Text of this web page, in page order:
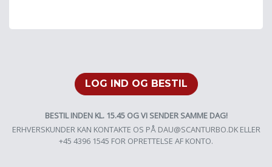
LOG IND OG BESTIL
BESTIL INDEN KL. 15.45 OG VI SENDER SAMME DAG!
ERHVERSKUNDER KAN KONTAKTE OS PÅ DAU@SCANTURBO.DKELLER
+45 4396 1545 FOR OPRETTELSE AF KONTO.